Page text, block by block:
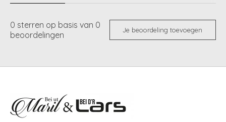
0 sterren op basis van 0
beoordelingen
Je beoordeling toevoegen